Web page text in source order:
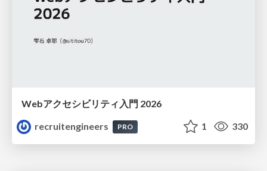
Webアクセシビリティ入門 2026
recruitengineers
PRO 1 330